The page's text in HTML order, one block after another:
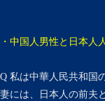
・中国人男性と日本
Q 私は中華人民共和国
妻には、日本人の前夫